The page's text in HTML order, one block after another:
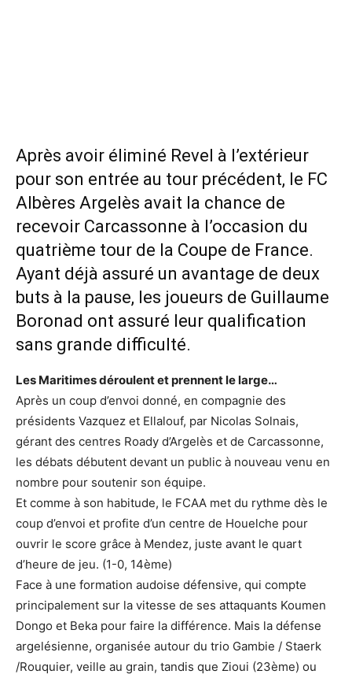
Après avoir éliminé Revel à l’extérieur
pour son entrée au tour précédent, le FC
Albères Argelès avait la chance de
recevoir Carcassonne à l’occasion du
quatrième tour de la Coupe de France.
Ayant déjà assuré un avantage de deux
buts à la pause, les joueurs de Guillaume
Boronad ont assuré leur qualification
sans grande difficulté.
Les Maritimes déroulent et prennent le large…
Après un coup d’envoi donné, en compagnie des
présidents Vazquez et Ellalouf, par Nicolas Solnais,
gérant des centres Roady d’Argelès et de Carcassonne,
les débats débutent devant un public à nouveau venu en
nombre pour soutenir son équipe.
Et comme à son habitude, le FCAA met du rythme dès le
coup d’envoi et profite d’un centre de Houelche pour
ouvrir le score grâce à Mendez, juste avant le quart
d’heure de jeu. (1-0, 14ème)
Face à une formation audoise défensive, qui compte
principalement sur la vitesse de ses attaquants Koumen
Dongo et Beka pour faire la différence. Mais la défense
argelésienne, organisée autour du trio Gambie / Staerk
/Rouquier, veille au grain, tandis que Zioui (23ème) ou